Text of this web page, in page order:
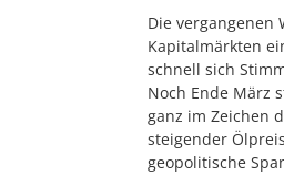
Die vergangenen
Kapitalmärkten
schnell sich
Noch Ende März
ganz im Zeichen
steigender
geopolitische